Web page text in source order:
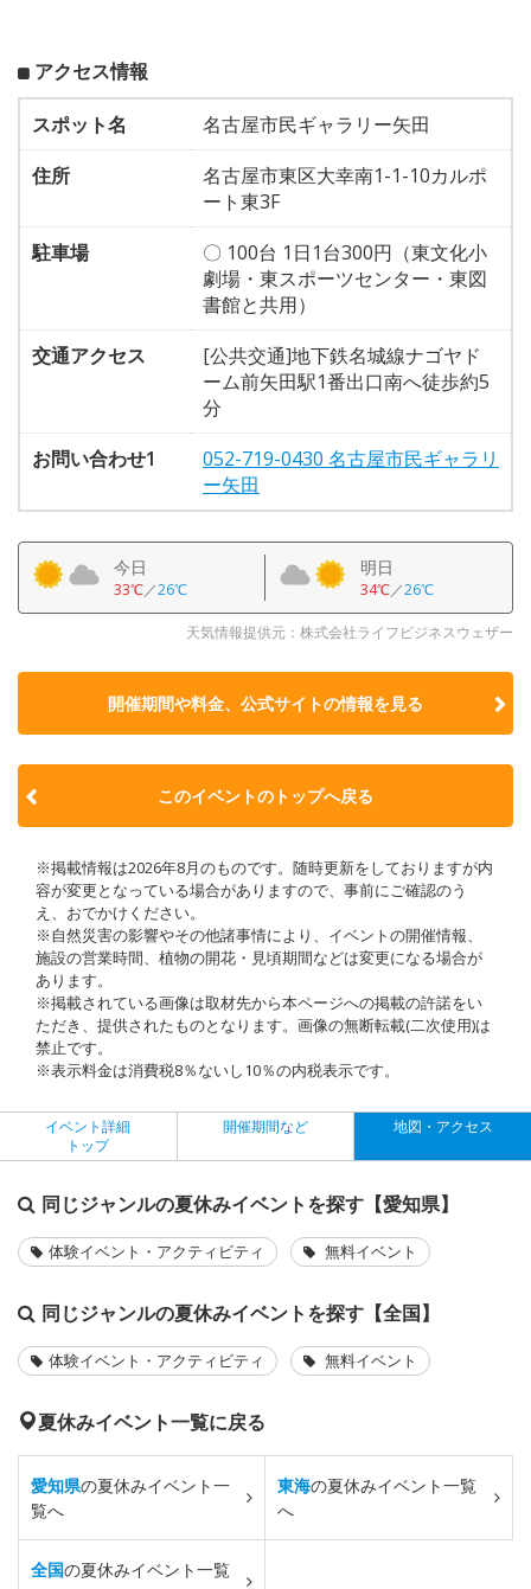
アクセス情報
スポット名
名古屋市民ギャラリー矢田
住所
名古屋市東区大幸南1-1-10カルポ
ート東3F
駐車場
〇 100台 1日1台300円（東文化小
劇場・東スポーツセンター・東図
書館と共用）
交通アクセス
[公共交通]地下鉄名城線ナゴヤド
ーム前矢田駅1番出口南へ徒歩約5
分
お問い合わせ1
052-719-0430 名古屋市民ギャラリ
ー矢田
今日
33℃／26℃
明日
34℃／26℃
天気情報提供元：株式会社ライフビジネスウェザー
開催期間や料金、公式サイトの情報を見る
このイベントのトップへ戻る
※掲載情報は2026年8月のものです。随時更新をしておりますが内
容が変更となっている場合がありますので、事前にご確認のう
え、おでかけください。
※自然災害の影響やその他諸事情により、イベントの開催情報、
施設の営業時間、植物の開花・見頃期間などは変更になる場合が
あります。
※掲載されている画像は取材先から本ページへの掲載の許諾をい
ただき、提供されたものとなります。画像の無断転載(二次使用)は
禁止です。
※表示料金は消費税8％ないし10％の内税表示です。
イベント詳細
トップ
開催期間など 地図・アクセス
同じジャンルの夏休みイベントを探す【愛知県】
体験イベント・アクティビティ 無料イベント
同じジャンルの夏休みイベントを探す【全国】
体験イベント・アクティビティ 無料イベント
夏休みイベント一覧に戻る
愛知県の夏休みイベント一
覧へ
東海の夏休みイベント一覧
へ
全国の夏休みイベント一覧